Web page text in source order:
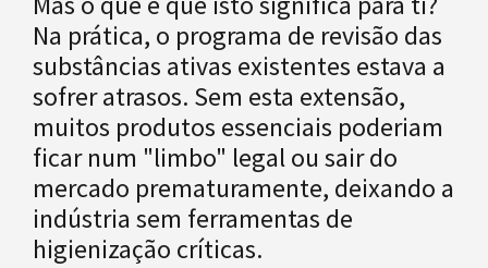
Na prática, o programa de revisão das
substâncias ativas existentes estava a
sofrer atrasos. Sem esta extensão,
muitos produtos essenciais poderiam
ficar num "limbo" legal ou sair do
mercado prematuramente, deixando a
indústria sem ferramentas de
higienização críticas.